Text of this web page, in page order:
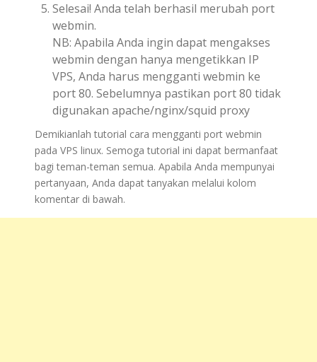
Selesai! Anda telah berhasil merubah port
webmin.
NB: Apabila Anda ingin dapat mengakses
webmin dengan hanya mengetikkan IP
VPS, Anda harus mengganti webmin ke
port 80. Sebelumnya pastikan port 80 tidak
digunakan apache/nginx/squid proxy
Demikianlah tutorial cara mengganti port webmin
pada VPS linux. Semoga tutorial ini dapat bermanfaat
bagi teman-teman semua. Apabila Anda mempunyai
pertanyaan, Anda dapat tanyakan melalui kolom
komentar di bawah.